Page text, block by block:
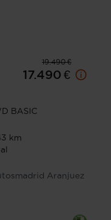
19.490 €
17.490 €
BASIC
km
Aranjuez